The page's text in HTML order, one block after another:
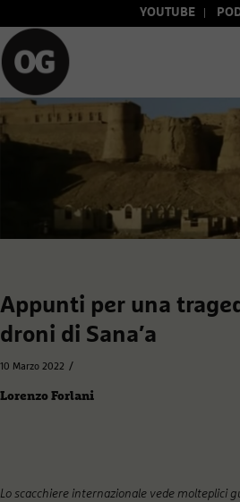
YOUTUBE
Appunti per una
droni di Sana′a
10 Marzo 2022 /
Lorenzo Forlani
Lo scacchiere internazionale vede molteplici